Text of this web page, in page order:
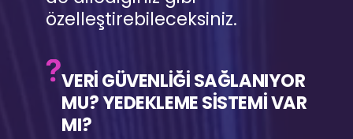
özelleştirebileceksiniz.
VERİ GÜVENLİĞİ SAĞLANIYOR
MU? YEDEKLEME SİSTEMİ VAR
MI?